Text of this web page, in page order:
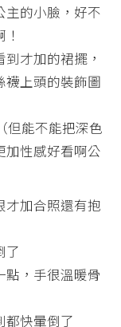
主的小臉，好不
才加的裙擺，
襪上頭的裝飾圖
但能不能把深色
加性感好看啊公
才加合照還有抱
了
點，手很溫暖骨
都快暈倒了